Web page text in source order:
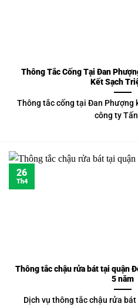
Thông Tắc Cống Tại Đan
Kết Sạch
Thông tắc cống tại Đan Phượng
công ty
Thông tắc chậu rửa bát tại quận
5 năm
Dịch vụ thông tắc chậu rửa
26
Th4